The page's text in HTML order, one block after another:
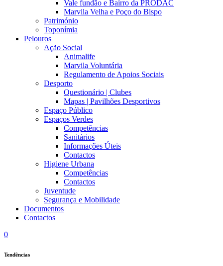
Vale fundão e Bairro da PRODAC
Marvila Velha e Poço do Bispo
Património
Toponímia
Pelouros
Ação Social
Animalife
Marvila Voluntária
Regulamento de Apoios Sociais
Desporto
Questionário | Clubes
Mapas | Pavilhões Desportivos
Espaço Público
Espaços Verdes
Competências
Sanitários
Informações Úteis
Contactos
Higiene Urbana
Competências
Contactos
Juventude
Segurança e Mobilidade
Documentos
Contactos
0
Tendências